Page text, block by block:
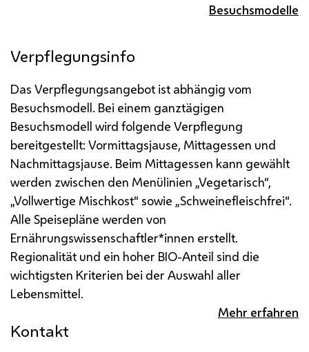
Besuchsmodelle
Verpflegungsinfo
Das Verpflegungsangebot ist abhängig vom
Besuchsmodell. Bei einem ganztägigen
Besuchsmodell wird folgende Verpflegung
bereitgestellt: Vormittagsjause, Mittagessen und
Nachmittagsjause. Beim Mittagessen kann gewählt
werden zwischen den Menülinien „Vegetarisch“,
„Vollwertige Mischkost“ sowie „Schweinefleischfrei“.
Alle Speisepläne werden von
Ernährungswissenschaftler*innen erstellt.
Regionalität und ein hoher BIO-Anteil sind die
wichtigsten Kriterien bei der Auswahl aller
Lebensmittel.
Mehr erfahren
Kontakt